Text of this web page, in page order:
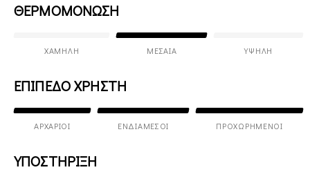
ΘΕΡΜΟΜΟΝΩΣΗ
ΧΑΜΗΛΉ ΜΕΣΑΊΑ ΥΨΗΛΉ
ΕΠΙΠΕΔΟ ΧΡΗΣΤΗ
ΑΡΧΆΡΙΟΙ ΕΝΔΙΆΜΕΣΟΙ ΠΡΟΧΩΡΗΜΈΝΟΙ
ΥΠΟΣΤΗΡΙΞΗ